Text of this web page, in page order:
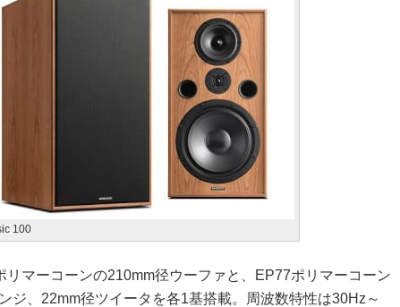
100
マーコーンの210mm径ウーファと、EP77ポリマーコーン
ジ、22mm径ツイータを各1基搭載。周波数特性は30Hz～